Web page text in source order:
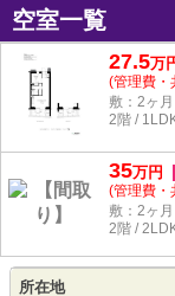
空室一覧
27.5万
(管理費・
敷：2ヶ
2階 /
35万円
(管理費・
敷：2ヶ
2階 /
所在地